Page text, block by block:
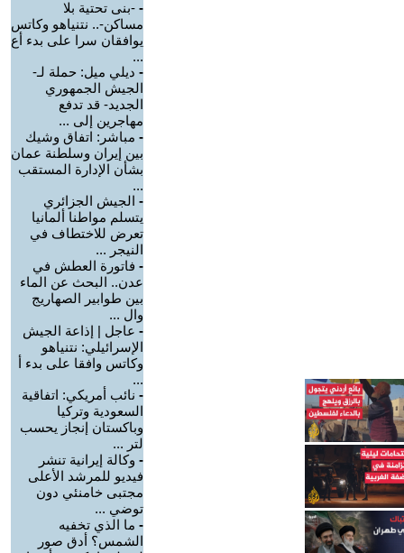
- -بنى تحتية بلا
مساكن-.. نتنياهو وكاتس
يوافقان سرا على بدء أع
...
- ديلي ميل: حملة لـ-
الجيش الجمهوري
الجديد- قد تدفع
مهاجرين إلى ...
- مباشر: اتفاق وشيك
بين إيران وسلطنة عمان
بشأن الإدارة المستقب
...
- الجيش الجزائري
يتسلم مواطنا ألمانيا
تعرض للاختطاف في
النيجر ...
- فاتورة العطش في
عدن.. البحث عن الماء
بين طوابير الصهاريج
وال ...
- عاجل | إذاعة الجيش
الإسرائيلي: نتنياهو
وكاتس وافقا على بدء أ
...
- نائب أمريكي: اتفاقية
السعودية وتركيا
وباكستان إنجاز يحسب
لتر ...
- وكالة إيرانية تنشر
فيديو للمرشد الأعلى
مجتبى خامنئي دون
توضي ...
- ما الذي تخفيه
الشمس؟ أدق صور